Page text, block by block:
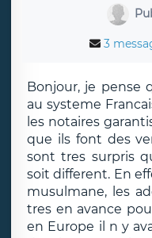
3
Bonjour, je pense
au systeme
les notaires
que ils font des
sont tres surpris
soit different. En
musulmane, les
tres en avance
en Europe il n y